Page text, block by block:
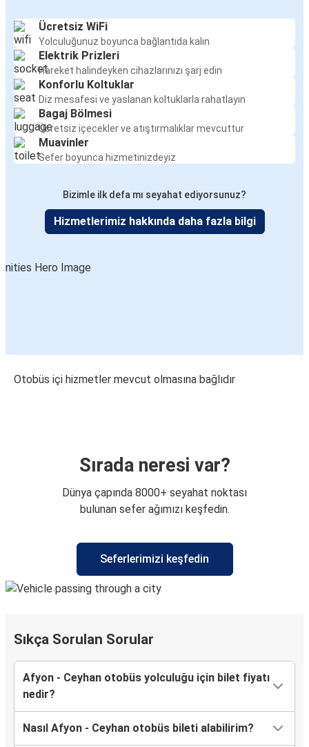
Ücretsiz WiFi
Yolculuğunuz boyunca bağlantıda kalın
Elektrik Prizleri
Hareket halindeyken cihazlarınızı şarj edin
Konforlu Koltuklar
Diz mesafesi ve yaslanan koltuklarla rahatlayın
Bagaj Bölmesi
Ücretsiz içecekler ve atıştırmalıklar mevcuttur
Muavinler
Sefer boyunca hizmetinizdeyiz
Bizimle ilk defa mı seyahat ediyorsunuz?
Hizmetlerimiz hakkında daha fazla bilgi
Otobüs içi hizmetler mevcut olmasına bağlıdır
Sırada neresi var?
Dünya çapında 8000+ seyahat noktası
bulunan sefer ağımızı keşfedin.
Seferlerimizi keşfedin
Sıkça Sorulan Sorular
Afyon - Ceyhan otobüs yolculuğu için bilet fiyatı
nedir?
Nasıl Afyon - Ceyhan otobüs bileti alabilirim?